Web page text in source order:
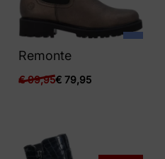
Remonte
€99,95€79,95